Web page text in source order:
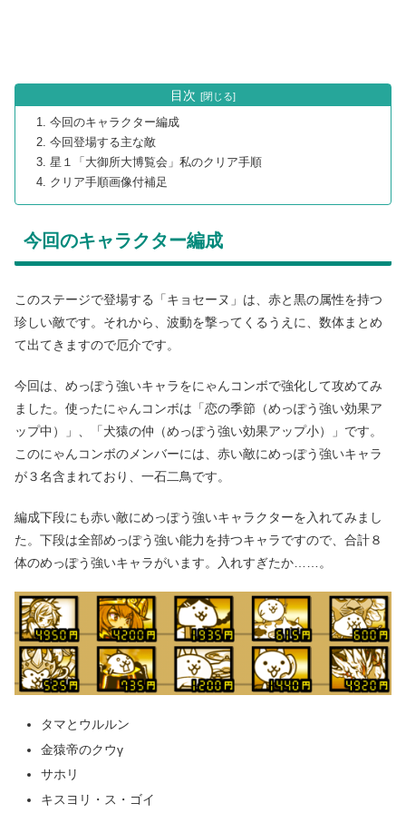
目次
今回のキャラクター編成
今回登場する主な敵
星１「大御所大博覧会」私のクリア手順
クリア手順画像付補足
今回のキャラクター編成
このステージで登場する「キョセーヌ」は、赤と黒の属性を持つ
珍しい敵です。それから、波動を撃ってくるうえに、数体まとめ
て出てきますので厄介です。
今回は、めっぽう強いキャラをにゃんコンボで強化して攻めてみ
ました。使ったにゃんコンボは「恋の季節（めっぽう強い効果ア
ップ中）」、「犬猿の仲（めっぽう強い効果アップ小）」です。
このにゃんコンボのメンバーには、赤い敵にめっぽう強いキャラ
が３名含まれており、一石二鳥です。
編成下段にも赤い敵にめっぽう強いキャラクターを入れてみまし
た。下段は全部めっぽう強い能力を持つキャラですので、合計８
体のめっぽう強いキャラがいます。入れすぎたか……。
タマとウルルン
金猿帝のクウγ
サホリ
キスヨリ・ス・ゴイ